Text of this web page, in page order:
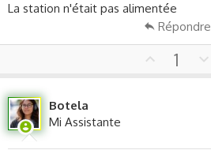
La station n'était pas alimentée
Répondre
e
1
Botela
Mi Assistante